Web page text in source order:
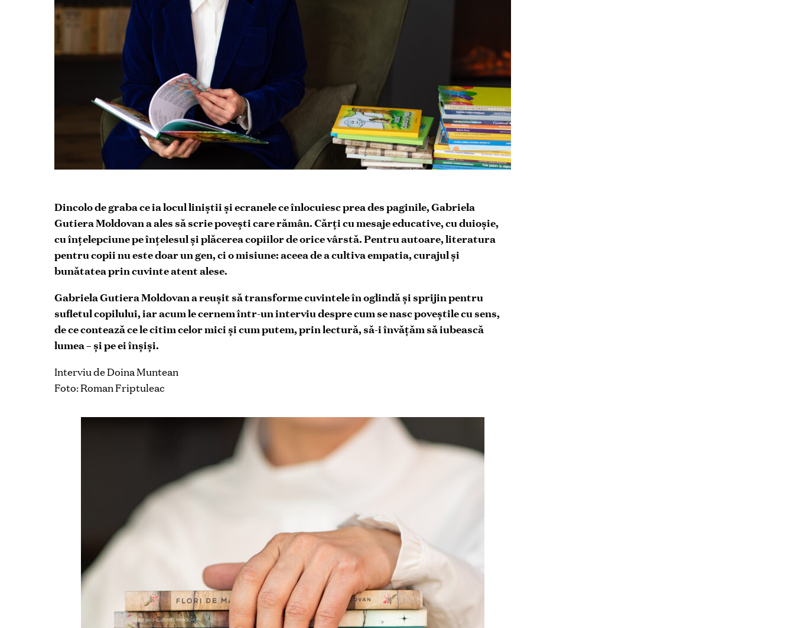
Dincolo de graba ce ia locul liniștii și ecranele ce înlocuiesc prea des paginile, Gabriela
Gutiera Moldovan a ales să scrie povești care rămân. Cărți cu mesaje educative, cu duioșie,
cu înțelepciune pe înțelesul și plăcerea copiilor de orice vârstă. Pentru autoare, literatura
pentru copii nu este doar un gen, ci o misiune: aceea de a cultiva empatia, curajul și
bunătatea prin cuvinte atent alese.
Gabriela Gutiera Moldovan a reușit să transforme cuvintele în oglindă și sprijin pentru
sufletul copilului, iar acum le cernem într-un interviu despre cum se nasc poveștile cu sens,
de ce contează ce le citim celor mici și cum putem, prin lectură, să-i învățăm să iubească
lumea – și pe ei înșiși.
Interviu de Doina Muntean
Foto: Roman Friptuleac